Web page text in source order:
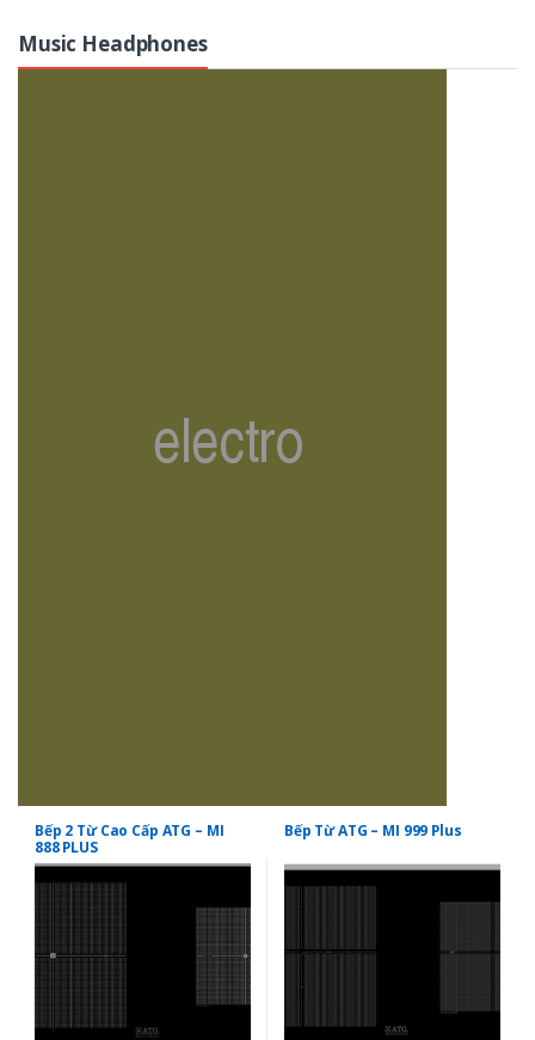
Music Headphones
Bếp 2 Từ Cao Cấp ATG – MI
888 PLUS
Bếp Từ ATG – MI 999 Plus